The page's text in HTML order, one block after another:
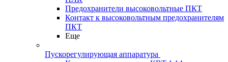
Предохранители высоковольтные ПКТ
Контакт к высоковольтным предохранителям
ПКТ
Еще
Пускорегулирующая аппаратура